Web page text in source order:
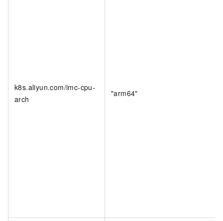
k8s.aliyun.com/imc-cpu-
arch
"arm64"